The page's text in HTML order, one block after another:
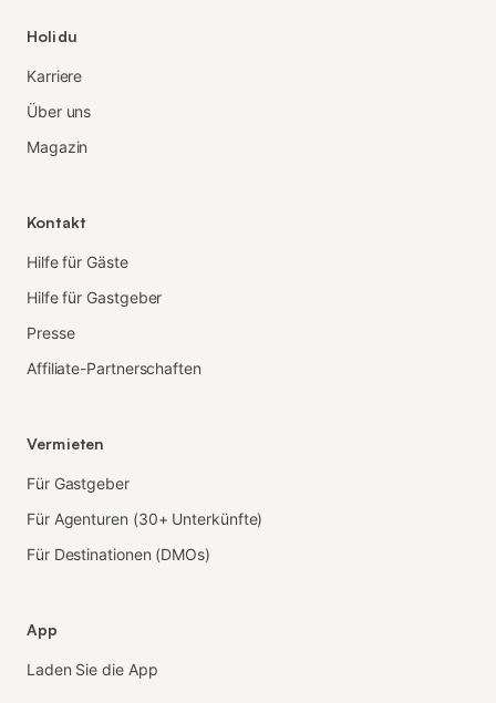
Holidu
Karriere
Über uns
Magazin
Kontakt
Hilfe für Gäste
Hilfe für Gastgeber
Presse
Affiliate-Partnerschaften
Vermieten
Für Gastgeber
Für Agenturen (30+ Unterkünfte)
Für Destinationen (DMOs)
App
Laden Sie die App